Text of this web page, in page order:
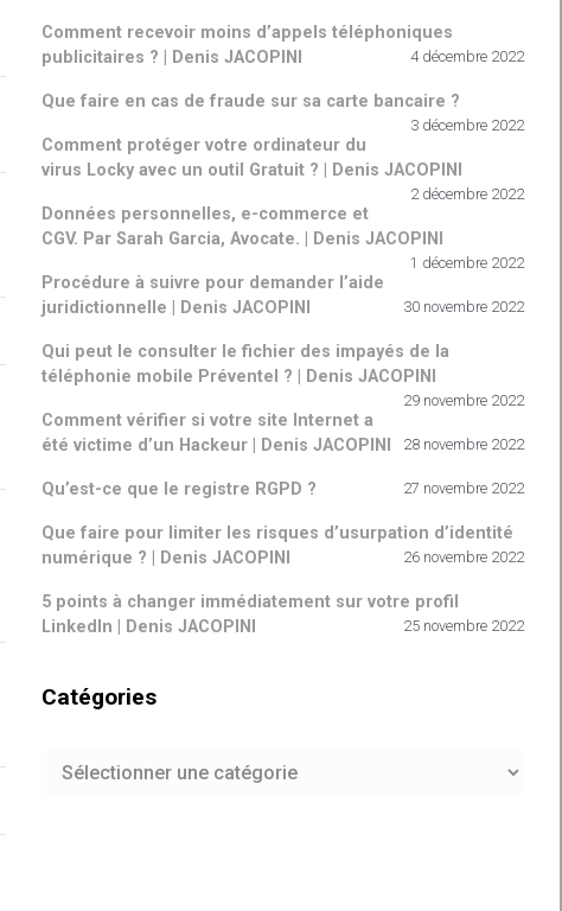
Comment recevoir moins d’appels téléphoniques
publicitaires ? | Denis JACOPINI
4 décembre 2022
Que faire en cas de fraude sur sa carte bancaire ?
3 décembre 2022
Comment protéger votre ordinateur du
virus Locky avec un outil Gratuit ? | Denis JACOPINI
2 décembre 2022
Données personnelles, e-commerce et
CGV. Par Sarah Garcia, Avocate. | Denis JACOPINI
1 décembre 2022
Procédure à suivre pour demander l’aide
juridictionnelle | Denis JACOPINI
30 novembre 2022
Qui peut le consulter le fichier des impayés de la
téléphonie mobile Préventel ? | Denis JACOPINI
29 novembre 2022
Comment vérifier si votre site Internet a
été victime d’un Hackeur | Denis JACOPINI
28 novembre 2022
Qu’est-ce que le registre RGPD ? 27 novembre 2022
Que faire pour limiter les risques d’usurpation d’identité
numérique ? | Denis JACOPINI
26 novembre 2022
5 points à changer immédiatement sur votre profil
LinkedIn | Denis JACOPINI
25 novembre 2022
Catégories
Catégories